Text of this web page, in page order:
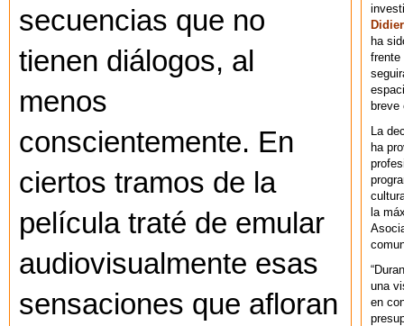
secuencias que no
tienen diálogos, al
menos
conscientemente. En
ciertos tramos de la
película traté de emular
audiovisualmente esas
sensaciones que afloran
Didier
ha
frente
breve
La
ha
la
una
en